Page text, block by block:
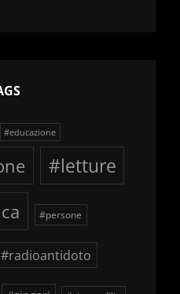
#educazione
#letture
#persone
#radioantidoto